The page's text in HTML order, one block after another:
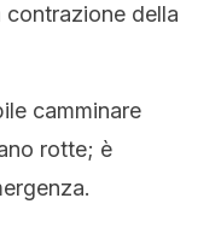
della
camminare
rotte; è